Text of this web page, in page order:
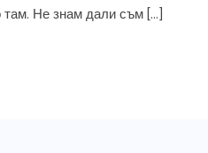
там. Не знам дали съм […]